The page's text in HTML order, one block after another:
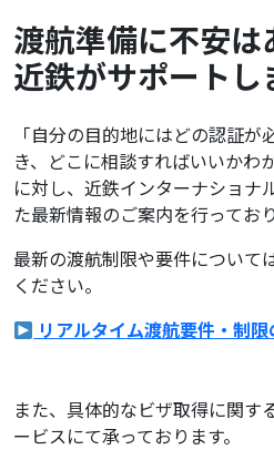
渡航準備に不安は
近鉄がサポートし
「自分の目的地にはどの認証
き、どこに相談すればいいかわ
に対し、近鉄インターナショナ
た最新情報のご案内を行っており
最新の渡航制限や要件について
ください。
リアルタイム渡航要件・制限
また、具体的なビザ取得に関す
ービスにて承っております。